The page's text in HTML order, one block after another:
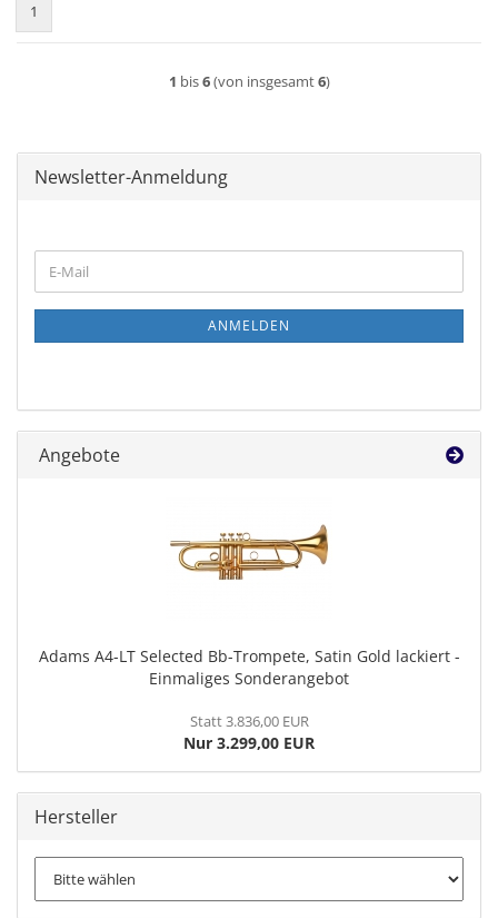
1
1 bis6(von insgesamt6)
Newsletter-Anmeldung
ZUR
NEWSLETTER-
E-
Mail
ANMELDEN
Angebote
Adams A4-LT Selected Bb-Trompete, Satin Gold lackiert -
Einmaliges Sonderangebot
Statt 3.836,00 EUR
Nur 3.299,00 EUR
Hersteller